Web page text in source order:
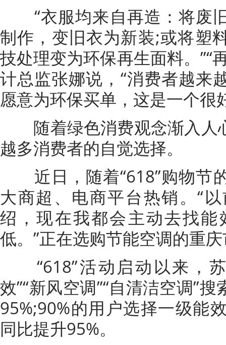
“衣服均来自再造：将废
制作，变旧衣为新装;或将塑
技处理变为环保再生面料。”“
计总监张娜说，“消费者越来
愿意为环保买单，这是一个很
随着绿色消费观念渐入人
越多消费者的自觉选择。
近日，随着“618”购物节
大商超、电商平台热销。“
绍，现在我都会主动去找
低。”正在选购节能空调的重
“618”活动启动以来，
效”“新风空调”“自清洁空调”
95%;90%的用户选择一级能
同比提升95%。